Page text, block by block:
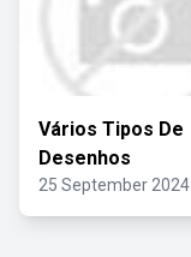
Vários Tipos De
Desenhos
25 September 2024